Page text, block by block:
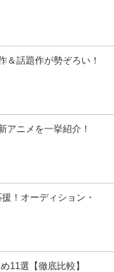
＆話題作が勢ぞろい！
アニメを一挙紹介！
！オーディション・
11選【徹底比較】